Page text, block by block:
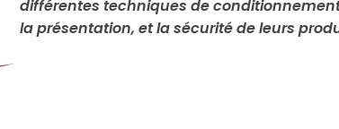
différentes techniques de
la présentation, et la sécurité de leurs